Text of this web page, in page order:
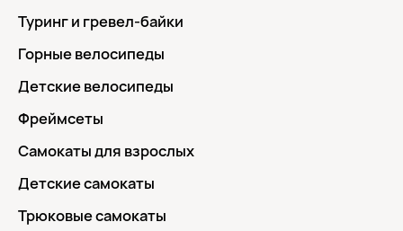
Туринг и гревел-байки
Горные велосипеды
Детские велосипеды
Фреймсеты
Самокаты для взрослых
Детские самокаты
Трюковые самокаты